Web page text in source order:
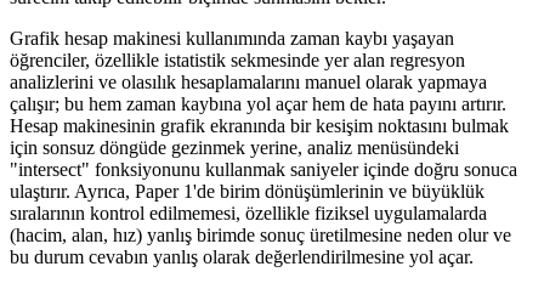
Grafik hesap makinesi kullanımında zaman kaybı yaşayan
öğrenciler, özellikle istatistik sekmesinde yer alan regresyon
analizlerini ve olasılık hesaplamalarını manuel olarak yapmaya
çalışır; bu hem zaman kaybına yol açar hem de hata payını artırır.
Hesap makinesinin grafik ekranında bir kesişim noktasını bulmak
için sonsuz döngüde gezinmek yerine, analiz menüsündeki
"intersect" fonksiyonunu kullanmak saniyeler içinde doğru sonuca
ulaştırır. Ayrıca, Paper 1'de birim dönüşümlerinin ve büyüklük
sıralarının kontrol edilmemesi, özellikle fiziksel uygulamalarda
(hacim, alan, hız) yanlış birimde sonuç üretilmesine neden olur ve
bu durum cevabın yanlış olarak değerlendirilmesine yol açar.